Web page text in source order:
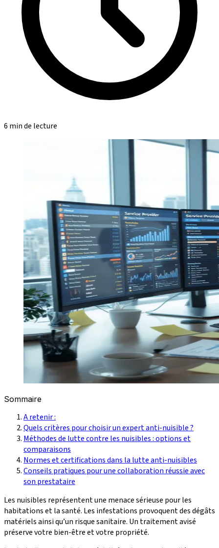
6 min de lecture
Sommaire
A retenir :
Quels critères pour choisir un expert anti-nuisible ?
Méthodes de lutte contre les nuisibles : options et
comparaisons
Normes et certifications dans la lutte anti-nuisibles
Conseils pratiques pour une collaboration réussie avec
son prestataire
Les nuisibles représentent une menace sérieuse pour les
habitations et la santé. Les infestations provoquent des dégâts
matériels ainsi qu’un risque sanitaire. Un traitement avisé
préserve votre bien-être et votre propriété.